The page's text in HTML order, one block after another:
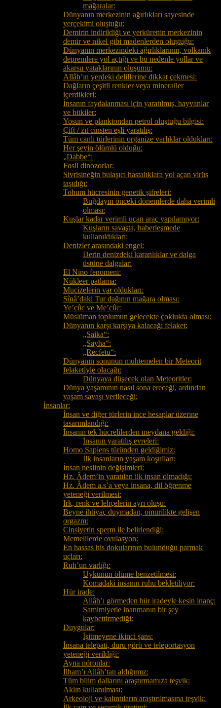
mağaralar:
Dünyanın merkezinin ağırlıkları sayesinde
yerçekimi oluştuğu:
Demirin indirildiği ve yerkürenin merkezinin
demir ve nikel gibi madenlerden oluştuğu:
Dünyanın merkezindeki ağırlıklarının, volkanik
depremlere yol açtığı ve bu nedenle yollar ve
akarsu yataklarının oluşumu:
Allâh’ın yerdeki delillerine dikkat çekmesi:
Dağların çeşitli renkler veya mineraller
içerdikleri:
İnsanın faydalanması için yaratılmış, hayvanlar
ve bitkiler:
Yosun ve planktondan petrol oluştuğu bilgisi:
Çift / zıt cinsten eşli yaratılış:
Tüm canlı türlerinin organize varlıklar oldukları:
Her şeyin ölümlü olduğu:
„Dabbe“:
Fosil dinozorlar:
Sivrisineğin bulaşıcı hastalıklara yol açan virüs
taşıdığı:
Tohum hücresinin genetik şifreleri:
Buğdayın önceki dönemlerde daha verimli
olması:
Kuşlar kadar verimli uçan araç yapılamıyor:
Kuşların savaşta, haberleşmede
kullanıldıkları:
Denizler arasındaki engel:
Derin denizdeki karanlıklar ve dalga
üstüne dalgalar:
El Nino fenomeni:
Nükleer patlama:
Mucizelerin var oldukları:
Sînâ’daki Tur dağının mağara olması:
Ye’cûc ve Me’cûc:
Müslüman toplumun gelecekte çoklukta olması:
Dünyanın karşı karşıya kalacağı felaket:
„Saika“:
„Sayha“:
„Recfetu“:
Dünyanın sonunun muhtemelen bir Meteorit
felaketiyle olacağı:
Dünyaya düşecek olan Meteoritler:
Dünya yaşamının nasıl sona ereceği, ardından
yaşam savaşı verileceği:
İnsanlar:
İnsan ve diğer türlerin ince hesaplar üzerine
tasarımlandığı:
İnsanın tek hücrelilerden meydana geldiği:
İnsanın yaratılış evreleri:
Homo Sapiens türünden geldiğimiz:
İlk insanların yaşam koşulları:
İnsan neslinin değişimleri:
Hz. Âdem’in yaratılan ilk insan olmadığı:
Hz. Âdem a.s’a veya insana, dil öğrenme
yeteneği verilmesi:
Irk, renk ve lehçelerin ayrı oluşu:
Beyne ihtiyaç duymadan, omurilikte gelişen
orgazm:
Cinsiyetin sperm ile belirlendiği:
Memelilerde ovulasyon:
En hassas his dokularının bulunduğu parmak
uçları:
Ruh’un varlığı:
Uykunun ölüme benzetilmesi:
Komadaki insanın ruhu bekletiliyor:
Hür irade:
Allâh’ı görmeden hür iradeyle kesin inanç:
Samimiyetle inanmanın bir şey
kaybettirmediği:
Duygular:
İşitmeyene ikinci şans:
İnsana telepati, duru görü ve teleportasyon
yeteneği verildiği:
Ayna nöronlar:
İlham’ı Allâh’tan aldığımız:
Tüm bilim dallarını araştırmamıza teşvik:
Aklın kullanılması:
Arkeoloji ve kalıntıların araştırılmasına teşvik: